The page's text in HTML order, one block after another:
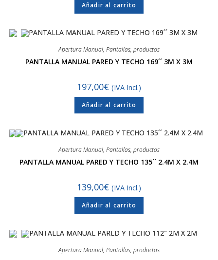
Añadir al carrito
Apertura Manual, Pantallas, productos
PANTALLA MANUAL PARED Y TECHO 169´´ 3M X 3M
197,00€ (IVA Incl.)
Añadir al carrito
Apertura Manual, Pantallas, productos
PANTALLA MANUAL PARED Y TECHO 135´´ 2.4M X 2.4M
139,00€ (IVA Incl.)
Añadir al carrito
Apertura Manual, Pantallas, productos